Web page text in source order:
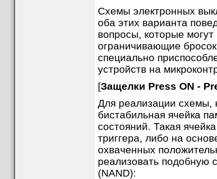
Схемы электронных
оба этих варианта
вопросы, которые
ограничивающие
специально
устройств на
[Защелки Press ON -
Для реализации схемы,
бистабильная ячейка
состояний. Такая
триггера, либо на
охваченных
реализовать подобную
(NAND):